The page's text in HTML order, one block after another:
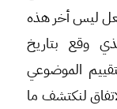
ليس أخر هذه
وقع بتاريخ
التقييم الموضوعي
لنكتشف ما